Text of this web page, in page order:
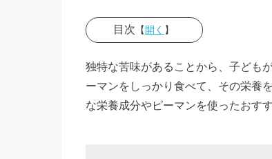
目次 【開く 】
ンの栄養
って？ピ
ーマンに
独特な苦味があることから、子ども
ーマンをしっかり食べて、その栄養
な栄養成分やピーマンを使ったおす